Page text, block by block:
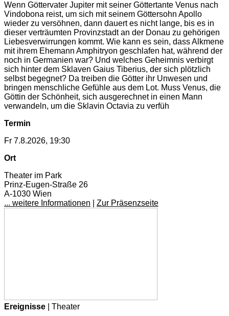
Wenn Göttervater Jupiter mit seiner Göttertante Venus nach
Vindobona reist, um sich mit seinem Göttersohn Apollo
wieder zu versöhnen, dann dauert es nicht lange, bis es in
dieser verträumten Provinzstadt an der Donau zu gehörigen
Liebesverwirrungen kommt. Wie kann es sein, dass Alkmene
mit ihrem Ehemann Amphitryon geschlafen hat, während der
noch in Germanien war? Und welches Geheimnis verbirgt
sich hinter dem Sklaven Gaius Tiberius, der sich plötzlich
selbst begegnet? Da treiben die Götter ihr Unwesen und
bringen menschliche Gefühle aus dem Lot. Muss Venus, die
Göttin der Schönheit, sich ausgerechnet in einen Mann
verwandeln, um die Sklavin Octavia zu verfüh
Termin
Fr 7.8.2026, 19:30
Ort
Theater im Park
Prinz-Eugen-Straße 26
A-1030 Wien
... weitere Informationen
Zur Präsenzseite
Ereignisse | Theater